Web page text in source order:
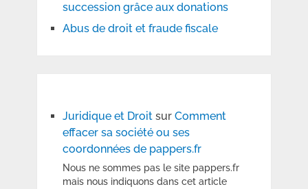
succession grâce aux donations
Abus de droit et fraude fiscale
Juridique et Droitsur Comment
effacer sa société ou ses
coordonnées de pappers.fr
Nous ne sommes pas le site pappers.fr
mais nous indiquons dans cet article